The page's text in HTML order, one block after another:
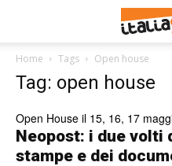
Home Tags Open house
Tag: open house
Open House il 15, 16, 17
Neopost: i due volti
stampe e dei